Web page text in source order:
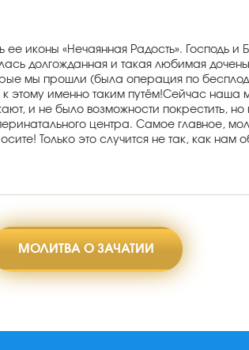
иконы «Нечаянная Радость».
долгожданная и такая любимая
мы прошли (была операция по
к этому именно таким путём!Сейчас
и не было возможности покрестить,
центра. Самое главное,
Только это случится не так, как нам
МОЛИТВА О ЗАЧАТИИ